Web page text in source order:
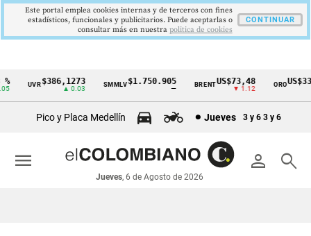
Cintillo
económicos
Colombia
UVR$386,1273
▲ 0.03
SMMLV$1.750.905 BRENTUS$73,48
▼ 1.12
ORO
Pico y Placa Medellín Jueves 3 y 6 3 y 6
person search
Jueves, 6 de Agosto de 2026
menu
Este portal emplea cookies internas y de terceros con fines
estadísticos, funcionales y publicitarios. Puede aceptarlas o
consultar más en nuestra politica de cookies
CONTINUAR